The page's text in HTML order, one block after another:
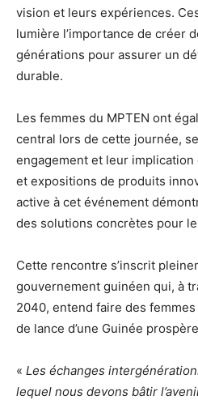
vision et leurs expériences.
lumière l’importance de créer
générations pour assurer un
durable.
Les femmes du MPTEN ont
central lors de cette journée,
engagement et leur
et expositions de produits
active à cet événement
des solutions concrètes pour
Cette rencontre s’inscrit
gouvernement guinéen qui, à
2040, entend faire des
de lance d’une Guinée
« Les échanges
lequel nous devons bâtir